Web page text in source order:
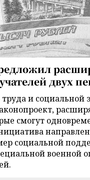
двух
и социальной
смогут
социальной
военной